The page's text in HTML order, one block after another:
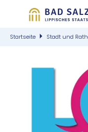
Startseite Stadt und